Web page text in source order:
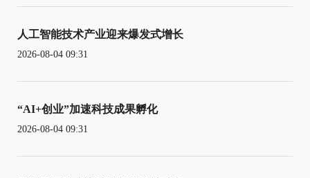
人工智能技术产业迎来爆发式增长
2026-08-04 09:31
“AI+创业”加速科技成果孵化
2026-08-04 09:31